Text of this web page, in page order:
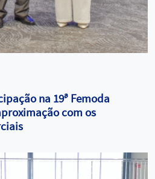
na 19ª Femoda
com os